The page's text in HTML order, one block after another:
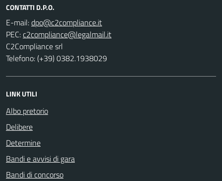
CONTATTI D.P.O.
E-mail:
PEC:
C2Compliance srl
Telefono: (+39) 0382.1938029
LINK UTILI
Albo pretorio
Delibere
Determine
Bandi e avvisi di gara
Bandi di concorso